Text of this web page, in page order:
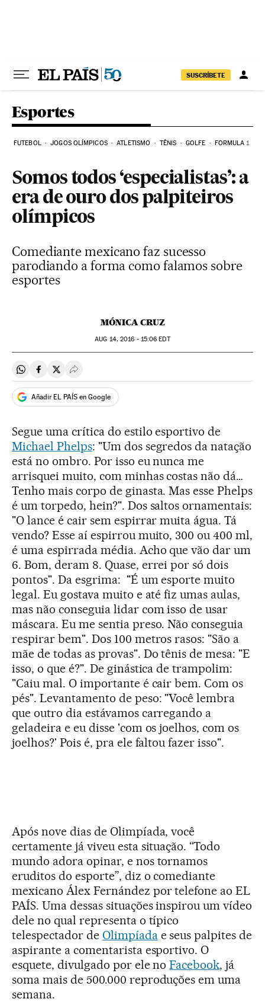
SUSCRÍBETE
Esportes
FUTEBOL JOGOS OLÍMPICOS ATLETISMO TÊNIS GOLFE FORMULA 1
Somos todos ‘especialistas’: a
era de ouro dos palpiteiros
olímpicos
Comediante mexicano faz sucesso
parodiando a forma como falamos sobre
esportes
MÓNICA CRUZ
AUG 14, 2016 - 15:06 EDT
Compartir en Whatsapp
Compartir en Facebook
Compartir en Twitter
Desplegar Redes Sociales
Añadir EL PAÍS en Google
Segue uma crítica do estilo esportivo de
Michael Phelps: "Um dos segredos da natação
está no ombro. Por isso eu nunca me
arrisquei muito, com minhas costas não dá…
Tenho mais corpo de ginasta. Mas esse Phelps
é um torpedo, hein?". Dos saltos ornamentais:
"O lance é cair sem espirrar muita água. Tá
vendo? Esse aí espirrou muito, 300 ou 400 ml,
é uma espirrada média. Acho que vão dar um
6. Bom, deram 8. Quase, errei por só dois
pontos". Da esgrima: "É um esporte muito
legal. Eu gostava muito e até fiz umas aulas,
mas não conseguia lidar com isso de usar
máscara. Eu me sentia preso. Não conseguia
respirar bem". Dos 100 metros rasos: "São a
mãe de todas as provas". Do tênis de mesa: "E
isso, o que é?". De ginástica de trampolim:
"Caiu mal. O importante é cair bem. Com os
pés". Levantamento de peso: "Você lembra
que outro dia estávamos carregando a
geladeira e eu disse 'com os joelhos, com os
joelhos?' Pois é, pra ele faltou fazer isso".
Após nove dias de Olimpíada, você
certamente já viveu esta situação. “Todo
mundo adora opinar, e nos tornamos
eruditos do esporte”, diz o comediante
mexicano Álex Fernández por telefone ao EL
PAÍS. Uma dessas situações inspirou um vídeo
dele no qual representa o típico
telespectador de Olimpíadae seus palpites de
aspirante a comentarista esportivo. O
esquete, divulgado por ele noFacebook, já
soma mais de 500.000 reproduções em uma
semana.